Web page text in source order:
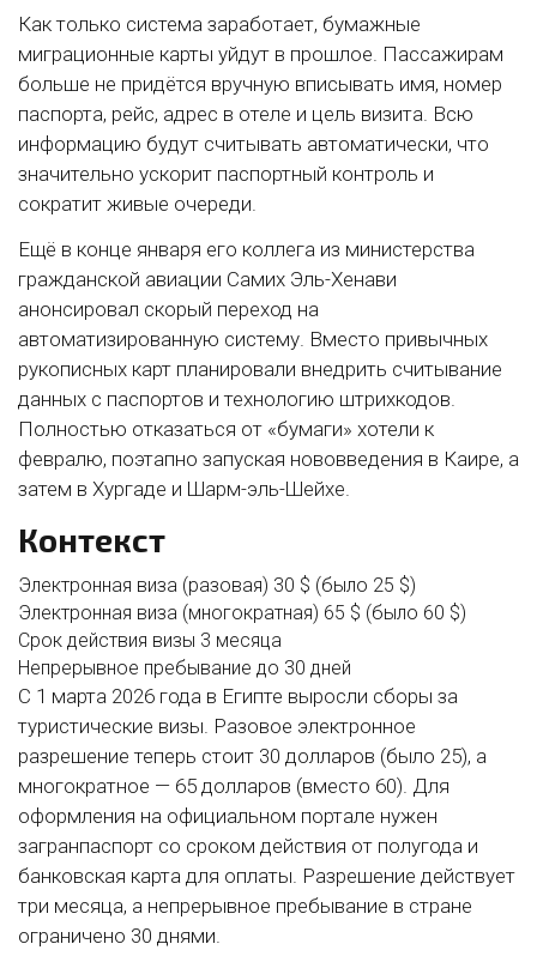
Как только система заработает, бумажные
миграционные карты уйдут в прошлое. Пассажирам
больше не придётся вручную вписывать имя, номер
паспорта, рейс, адрес в отеле и цель визита. Всю
информацию будут считывать автоматически, что
значительно ускорит паспортный контроль и
сократит живые очереди.
Ещё в конце января его коллега из министерства
гражданской авиации Самих Эль-Хенави
анонсировал скорый переход на
автоматизированную систему. Вместо привычных
рукописных карт планировали внедрить считывание
данных с паспортов и технологию штрихкодов.
Полностью отказаться от «бумаги» хотели к
февралю, поэтапно запуская нововведения в Каире, а
затем в Хургаде и Шарм-эль-Шейхе.
Контекст
Электронная виза (разовая) 30 $ (было 25 $)
Электронная виза (многократная) 65 $ (было 60 $)
Срок действия визы 3 месяца
Непрерывное пребывание до 30 дней
С 1 марта 2026 года в Египте выросли сборы за
туристические визы. Разовое электронное
разрешение теперь стоит 30 долларов (было 25), а
многократное — 65 долларов (вместо 60). Для
оформления на официальном портале нужен
загранпаспорт со сроком действия от полугода и
банковская карта для оплаты. Разрешение действует
три месяца, а непрерывное пребывание в стране
ограничено 30 днями.